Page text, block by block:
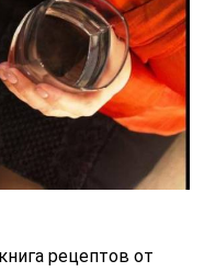
рецептов от